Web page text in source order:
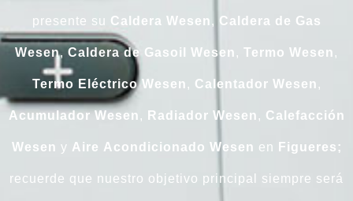
presente su Caldera Wesen , Caldera de Gas
Wesen, Caldera de Gasoil Wesen , Termo Wesen ,
Termo Eléctrico Wesen , Calentador Wesen ,
Acumulador Wesen , Radiador Wesen , Calefacción
Wesen y Aire Acondicionado Wesen en Figueres;
recuerde que nuestro objetivo principal siempre será